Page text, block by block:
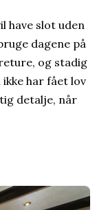
have slot uden
dagene på
og stadig
har fået lov
detalje, når